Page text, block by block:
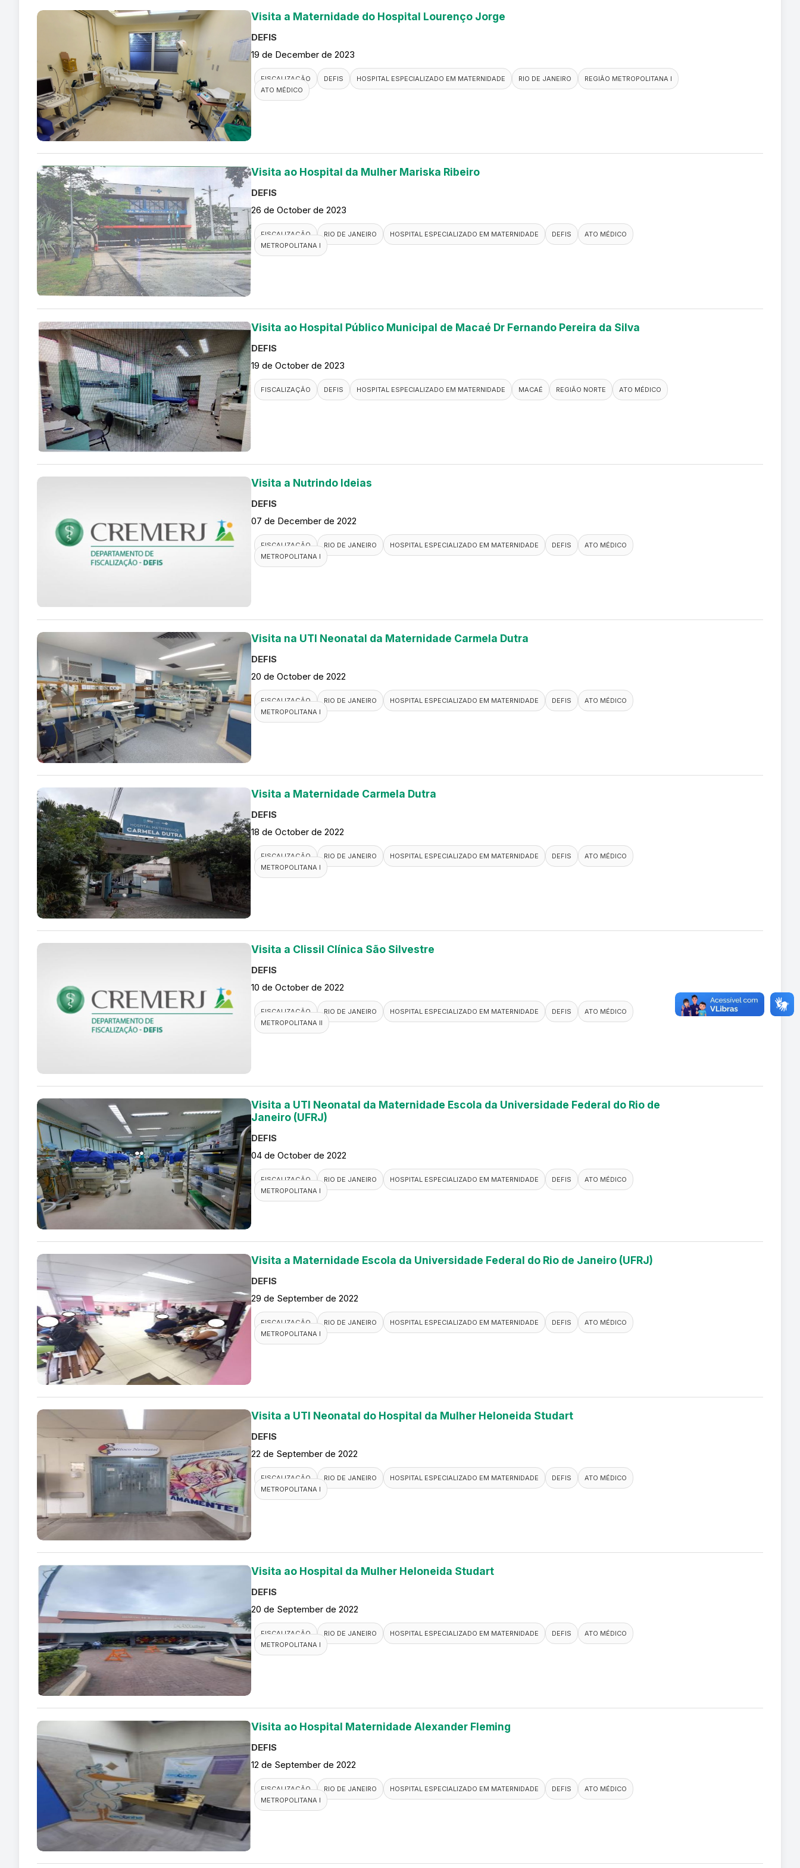
Visita a Maternidade do Hospital Lourenço Jorge
DEFIS
19 de December de 2023
FISCALIZAÇÃO DEFIS HOSPITAL ESPECIALIZADO EM MATERNIDADE RIO DE JANEIRO
REGIÃO METROPOLITANA I
ATO MÉDICO
Visita ao Hospital da Mulher Mariska Ribeiro
DEFIS
26 de October de 2023
FISCALIZAÇÃO RIO DE JANEIRO HOSPITAL ESPECIALIZADO EM MATERNIDADE DEFIS
ATO MÉDICO
METROPOLITANA I
Visita ao Hospital Público Municipal de Macaé Dr Fernando Pereira da Silva
DEFIS
19 de October de 2023
FISCALIZAÇÃO DEFIS HOSPITAL ESPECIALIZADO EM MATERNIDADE MACAÉ REGIÃO NORTE ATO MÉDICO
Visita a Nutrindo Ideias
DEFIS
07 de December de 2022
FISCALIZAÇÃO RIO DE JANEIRO HOSPITAL ESPECIALIZADO EM MATERNIDADE DEFIS
ATO MÉDICO
METROPOLITANA I
Visita na UTI Neonatal da Maternidade Carmela Dutra
DEFIS
20 de October de 2022
FISCALIZAÇÃO RIO DE JANEIRO HOSPITAL ESPECIALIZADO EM MATERNIDADE DEFIS
ATO MÉDICO
METROPOLITANA I
Visita a Maternidade Carmela Dutra
DEFIS
18 de October de 2022
FISCALIZAÇÃO RIO DE JANEIRO HOSPITAL ESPECIALIZADO EM MATERNIDADE DEFIS
ATO MÉDICO
METROPOLITANA I
Visita a Clissil Clínica São Silvestre
DEFIS
10 de October de 2022
FISCALIZAÇÃO RIO DE JANEIRO HOSPITAL ESPECIALIZADO EM MATERNIDADE DEFIS
ATO MÉDICO
METROPOLITANA II
Visita a UTI Neonatal da Maternidade Escola da Universidade Federal do Rio de
Janeiro (UFRJ)
DEFIS
04 de October de 2022
FISCALIZAÇÃO RIO DE JANEIRO HOSPITAL ESPECIALIZADO EM MATERNIDADE DEFIS
ATO MÉDICO
METROPOLITANA I
Visita a Maternidade Escola da Universidade Federal do Rio de Janeiro (UFRJ)
DEFIS
29 de September de 2022
FISCALIZAÇÃO RIO DE JANEIRO HOSPITAL ESPECIALIZADO EM MATERNIDADE DEFIS
ATO MÉDICO
METROPOLITANA I
Visita a UTI Neonatal do Hospital da Mulher Heloneida Studart
DEFIS
22 de September de 2022
FISCALIZAÇÃO RIO DE JANEIRO HOSPITAL ESPECIALIZADO EM MATERNIDADE DEFIS
ATO MÉDICO
METROPOLITANA I
Visita ao Hospital da Mulher Heloneida Studart
DEFIS
20 de September de 2022
FISCALIZAÇÃO RIO DE JANEIRO HOSPITAL ESPECIALIZADO EM MATERNIDADE DEFIS
ATO MÉDICO
METROPOLITANA I
Visita ao Hospital Maternidade Alexander Fleming
DEFIS
12 de September de 2022
FISCALIZAÇÃO RIO DE JANEIRO HOSPITAL ESPECIALIZADO EM MATERNIDADE DEFIS
ATO MÉDICO
METROPOLITANA I